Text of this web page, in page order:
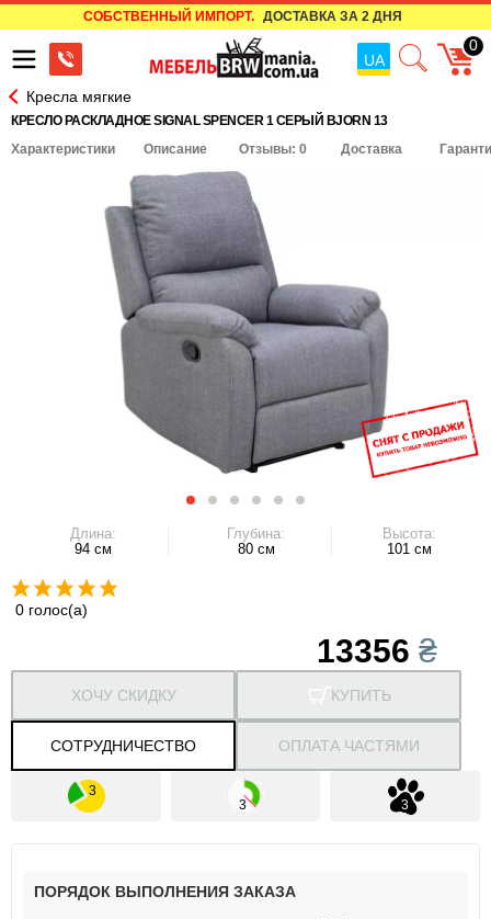
СОБСТВЕННЫЙ ИМПОРТ. ДОСТАВКА ЗА 2 ДНЯ
UA
0
Кресла мягкие
КРЕСЛО РАСКЛАДНОЕ SIGNAL SPENCER 1 СЕРЫЙ BJORN 13
Характеристики
Описание Отзывы: 0 Доставка
Длина:
94 см
Глубина:
80 см
Высота:
101 см
0 голос(а)
13356 ₴
КУПИТЬ
СОТРУДНИЧЕСТВО
ХОЧУ СКИДКУ
ОПЛАТА ЧАСТЯМИ
ПОРЯДОК ВЫПОЛНЕНИЯ ЗАКАЗА